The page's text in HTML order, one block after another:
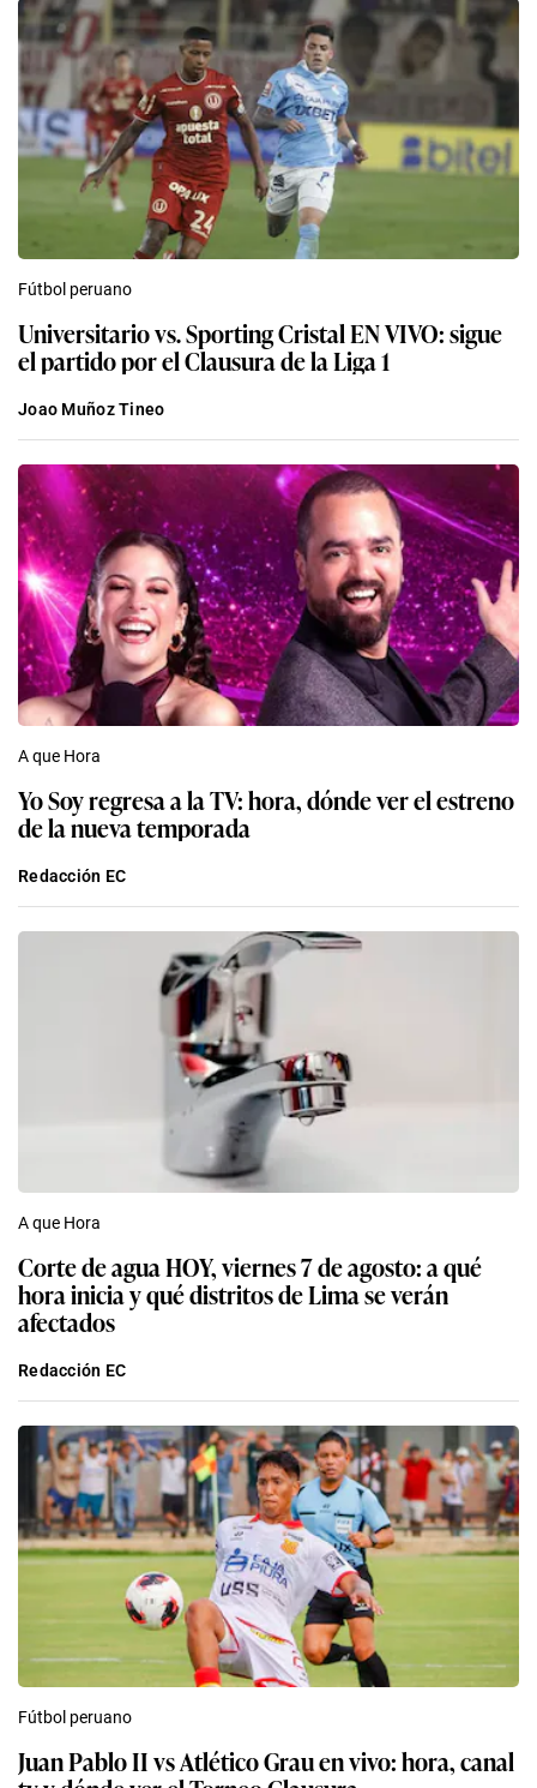
Fútbol peruano
Universitario vs. Sporting Cristal EN VIVO: sigue
el partido por el Clausura de la Liga 1
Joao Muñoz Tineo
A que Hora
Yo Soy regresa a la TV: hora, dónde ver el estreno
de la nueva temporada
Redacción EC
A que Hora
Corte de agua HOY, viernes 7 de agosto: a qué
hora inicia y qué distritos de Lima se verán
afectados
Redacción EC
Fútbol peruano
Juan Pablo II vs Atlético Grau en vivo: hora, canal